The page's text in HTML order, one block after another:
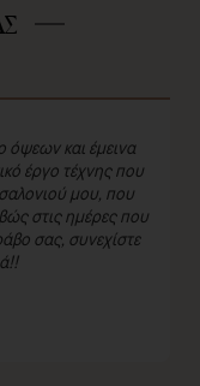
και έμεινα
έργο τέχνης που
μου, που
στις ημέρες που
σας, συνεχίστε